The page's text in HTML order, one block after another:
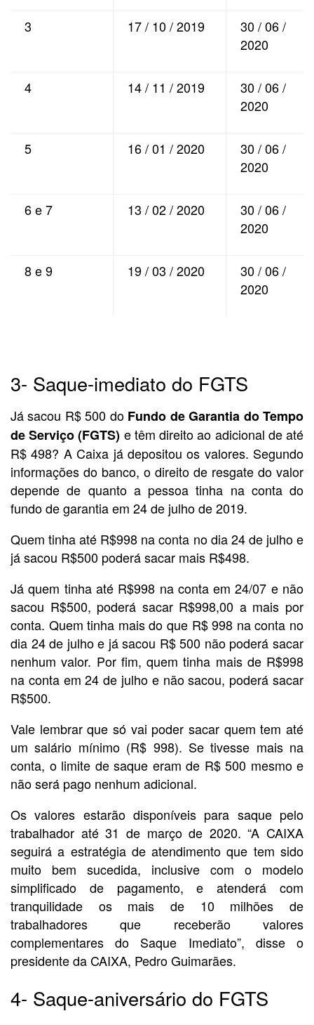
3 17 / 10 / 2019
30 / 06 /
2020
4 14 / 11 / 2019
30 / 06 /
2020
5 16 / 01 / 2020
30 / 06 /
2020
6 e 7 13 / 02 / 2020
30 / 06 /
2020
8 e 9 19 / 03 / 2020
30 / 06 /
2020
3- Saque-imediato do FGTS
Já sacou R$ 500 do Fundo de Garantia do Tempo
de Serviço (FGTS) e têm direito ao adicional de até
R$ 498? A Caixa já depositou os valores. Segundo
informações do banco, o direito de resgate do valor
depende de quanto a pessoa tinha na conta do
fundo de garantia em 24 de julho de 2019.
Quem tinha até R$998 na conta no dia 24 de julho e
já sacou R$500 poderá sacar mais R$498.
Já quem tinha até R$998 na conta em 24/07 e não
sacou R$500, poderá sacar R$998,00 a mais por
conta. Quem tinha mais do que R$ 998 na conta no
dia 24 de julho e já sacou R$ 500 não poderá sacar
nenhum valor. Por fim, quem tinha mais de R$998
na conta em 24 de julho e não sacou, poderá sacar
R$500.
Vale lembrar que só vai poder sacar quem tem até
um salário mínimo (R$ 998). Se tivesse mais na
conta, o limite de saque eram de R$ 500 mesmo e
não será pago nenhum adicional.
Os valores estarão disponíveis para saque pelo
trabalhador até 31 de março de 2020. “A CAIXA
seguirá a estratégia de atendimento que tem sido
muito bem sucedida, inclusive com o modelo
simplificado de pagamento, e atenderá com
tranquilidade os mais de 10 milhões de
trabalhadores que receberão valores
complementares do Saque Imediato”, disse o
presidente da CAIXA, Pedro Guimarães.
4- Saque-aniversário do FGTS